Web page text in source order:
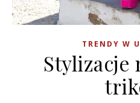
TRENDY W
Stylizacje